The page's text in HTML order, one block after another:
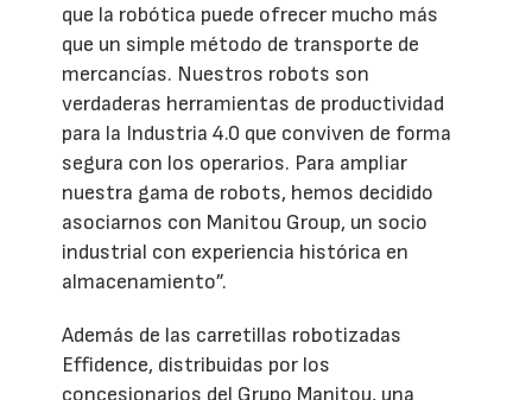
que la robótica puede ofrecer mucho más
que un simple método de transporte de
mercancías. Nuestros robots son
verdaderas herramientas de productividad
para la Industria 4.0 que conviven de forma
segura con los operarios. Para ampliar
nuestra gama de robots, hemos decidido
asociarnos con Manitou Group, un socio
industrial con experiencia histórica en
almacenamiento”.
Además de las carretillas robotizadas
Effidence, distribuidas por los